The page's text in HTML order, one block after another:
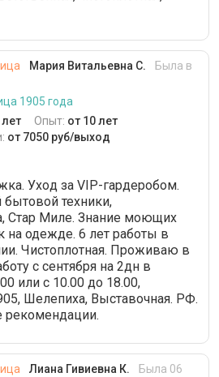
Мария Витальевна С.
Была в
1905 года
лет Опыт: от 10 лет
от 7050 руб/выход
Ухoд за VIP-гардеробом.
техники,
Стар Миле. Знание моющих
на одежде. 6 лет работы в
Чистоплотная. Проживаю в
с сентября на 2дн в
или с 10.00 до 18.00,
Шелепиха, Выставочная. РФ.
Лиана Гивиевна К.
Была 06